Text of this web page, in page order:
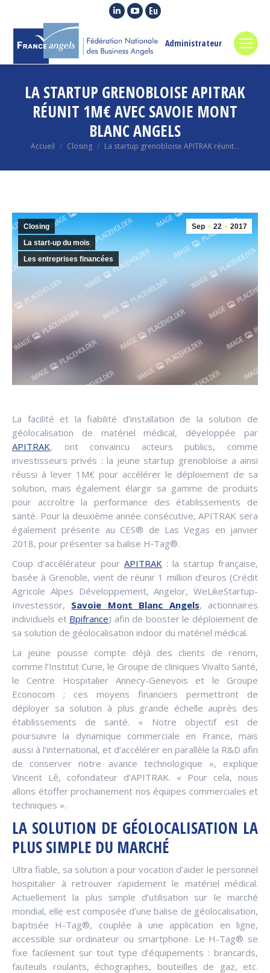
La
LinkedIn
s'ouvre
une
nouvelle
fenêtre
La
YouTube
s'ouvre
une
nouvelle
fenêtre
La
Euroquity
une
nouvelle
fenêtre
Administrateur
LA STARTUP GRENOBLOISE APITRAK
RÉUNIT 1M€ AVEC SAVOIE MONT
BLANC ANGELS
Vous êtes ici :
Accueil Closing La startup grenobloise APITRAK réunit…
Sep 22 2017
Closing
La start-up du mois
Les entreprises financées
La facilité et la fiabilité d’installation de la solution de
géolocalisation de matériel médical, développée par
APITRAK, ont convaincu acteurs publics, comme
investisseurs privés : la jeune startup grenobloise a ainsi
réussi à lever 1M€ pour accélérer le déploiement de sa
solution, mais également élargir sa gamme de produits
pour accroître la performance des établissements de
santé. Pour la deuxième année consécutive, APITRAK sera
également présente au CES® de Las Vegas en janvier
2018, pour présenter sa balise H‑Tag®.
Coup d’accélérateur pour APITRAK : la startup française,
basée à Grenoble, vient de réunir 1 million d’euros (Crédit
Agricole Alpes Développement, Angelor, WeLikeStartup-
Investessor, Savoie Mont Blanc Angels, actionnaires
individuels et Bpifrance) afin de booster le déploiement de
sa solution de géolocalisation indoor du matériel médical.
La jeune pousse compte déjà des clients de renom,
comme l’Institut Curie, le Groupe de cliniques Vivalto Santé,
le Centre Hospitalier Annecy-Genevois et le Groupe
Econocom ; ces moyens financiers permettront de
déployer sa solution à plus grande échelle auprès des
établissements de santé. « Notre objectif est de
poursuivre la dynamique commerciale en France, mais
aussi à l’international, et d’accélérer en parallèle la R&D afin
de conserver notre avance technologique », explique
Vincent Lê, cofondateur d’APITRAK. « Pour cela, nous
allons étoffer prochainement nos équipes commerciales et
techniques ».
LA SOLUTION DE GÉOLOCALISATION LA
PLUS SIMPLE DU MARCHÉ
Ultra fiable, sa solution a pour vocation d’aider le personnel
hospitalier à retrouver rapidement le matériel médical.
Actuellement la plus simple d’utilisation sur le marché
mondial, elle est composée d’une balise de géolocalisation,
baptisée H-Tag®, couplée à une application en ligne,
accessible sur ordinateur ou smartphone. Le H-Tag® se
fixe facilement sur tout type d’équipements : brancards,
fauteuils roulants, échographes, bouteilles de gaz, etc.